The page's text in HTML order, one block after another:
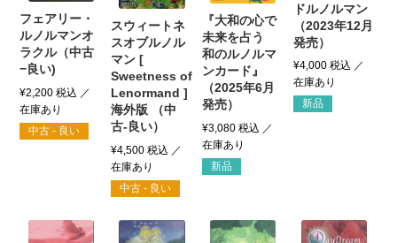
フェアリー・
ルノルマンオ
ラクル（中古
−良い)
¥2,200 税込
中古 - 良い
スウィートネ
スオブルノル
マン [
Sweetness of
Lenormand ]
海外版 （中
古-良い）
¥4,500 税込
中古 - 良い
『大和の心で
未来を占う
和のルノルマ
ンカード』
（2025年6月
発売）
¥3,080 税込
新品
ドルノルマン
（2023年12月
発売）
¥4,000税込
新品